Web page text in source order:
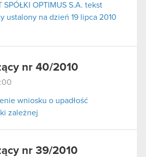
SPÓŁKI OPTIMUS S.A. tekst
ustalony na dzień 19 lipca 2010
nr 40/2010
wniosku o upadłość
zależnej
nr 39/2010